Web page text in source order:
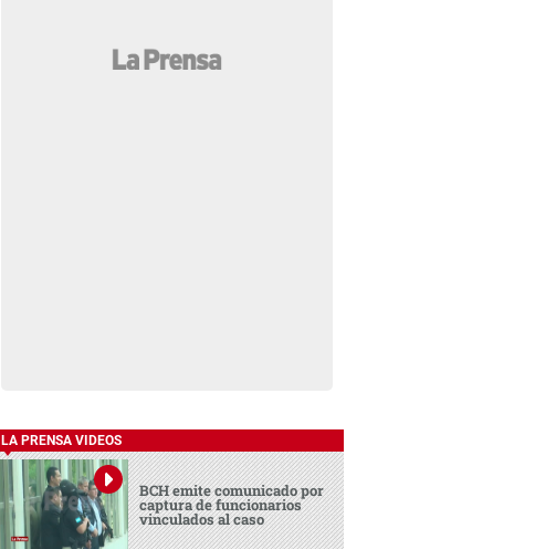
LA PRENSA VIDEOS
BCH emite comunicado por
captura de funcionarios
vinculados al caso